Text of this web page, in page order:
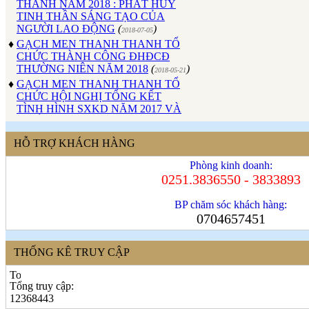
TINH THẦN SÁNG TẠO CỦA
NGƯỜI LAO ĐỘNG (2018-07-05)
GẠCH MEN THANH THANH TỔ
CHỨC THÀNH CÔNG ĐHĐCĐ
THƯỜNG NIÊN NĂM 2018 (2018-05-21
GẠCH MEN THANH THANH TỔ
CHỨC HỘI NGHỊ TỔNG KẾT
TÌNH HÌNH SXKD NĂM 2017 VÀ
TRIỂN KHAI HOẠT ĐỘNG SXKD
NĂM 2018 (
)
CÔNG ĐOÀN CÔNG TY GẠCH
MEN THANH THANH TỔ CHỨC
CHỨC HỘI THAO MỪNG NGÀY
QUỐC KHÁNH 2/9. (2017-10-02)
♦ GẠCH MEN THANH THANH TỔ
CHỨC THÀNH CÔNG HỘI NGHỊ
ĐẠI BIỂU NGƯỜI LAO ĐỘNG
NĂM 2017
♦ Sử dụng vật liệu thân thiện với môi
HỖ TRỢ KHÁCH HÀNG
Phòng kinh doanh:
0251.3836550 - 3833893
BP chăm sóc khách hàng:
0704657451
THỐNG KÊ TRUY CẬP
Tổng truy cập:
12368443